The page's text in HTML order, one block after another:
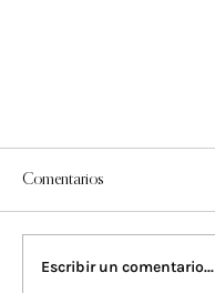
Comentarios
Escribir un comentario...